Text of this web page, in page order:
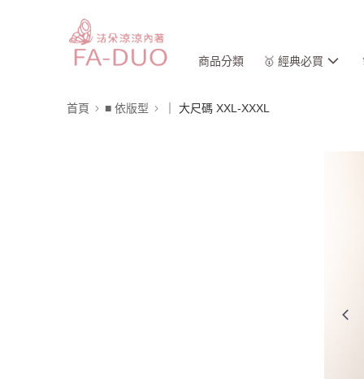
商品分類 🥇 經典必買
首頁 ■ 依版型 ｜ 大尺碼 XXL-XXXL